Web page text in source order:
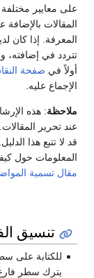
على معايير
المقالات بالإضافة
المعرفة. إذا كان
تتردد في إضافته،
أولاً في صفحة
الإجماع عليه.
ملاحظة: هذه
عند تحرير
قد لا تتبع هذا
المعلومات حول
مقال تسمية
تنسيق
للكتابة على
يترك سطر